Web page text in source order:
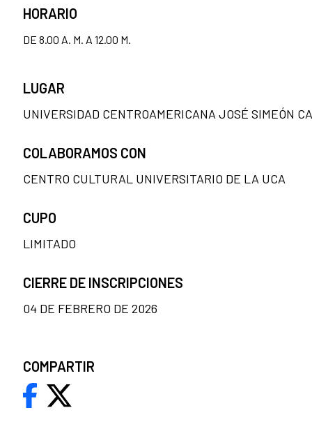
HORARIO
DE 8.00 A. M. A 12.00 M.
LUGAR
UNIVERSIDAD CENTROAMERICANA JOSÉ SIMEÓN
COLABORAMOS CON
CENTRO CULTURAL UNIVERSITARIO DE LA UCA
CUPO
LIMITADO
CIERRE DE INSCRIPCIONES
04 DE FEBRERO DE 2026
COMPARTIR